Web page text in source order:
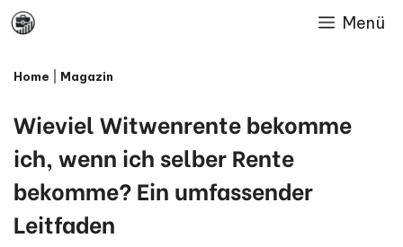
Skip
content
Menü
Home Magazin
Wieviel Witwenrente bekomme
ich, wenn ich selber Rente
bekomme? Ein umfassender
Leitfaden